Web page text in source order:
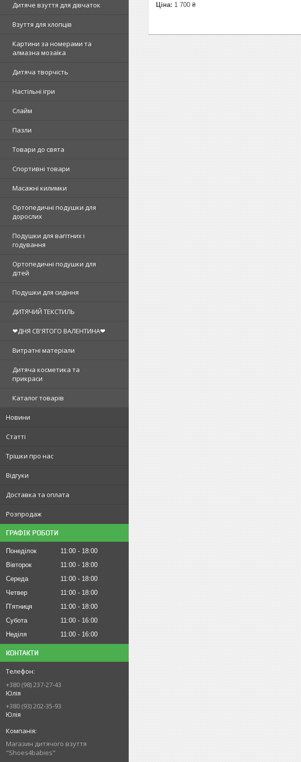
Дитяче взуття для дівчаток
Взуття для хлопців
Картини за номерами та
алмазна мозаїка
Дитяча творчість
Настільні ігри
Слайм
Пазли
Товари до свята
Спортивні товари
Масажні килимки
Ортопедичні подушки для
дорослих
Подушки для вагітних і
годування
Ортопедичні подушки для
дітей
Подушки для сидіння
ДИТЯЧИЙ ТЕКСТИЛЬ
❤ДНЯ СВ'ЯТОГО ВАЛЕНТИНА❤
Витратні матеріали
Дитяча косметика та
прикраси
Каталог товарів
Новини
Статті
Трішки про нас
Відгуки
Доставка та оплата
Розпродаж
ГРАФІК РОБОТИ
Понеділок 11:00
18:00
Вівторок
11:00
18:00
Середа
11:00
18:00
Четвер
11:00
18:00
Пʼятниця
11:00
18:00
Субота
11:00
16:00
Неділя
11:00 16:00
КОНТАКТИ
+380 (98) 237-27-43
Юлія
+380 (93) 202-35-93
Юлія
Магазин дитячого взуття
"Shoes4babies"
Ціна: 1 700 ₴